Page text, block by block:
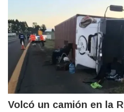
Volcó un camión en la